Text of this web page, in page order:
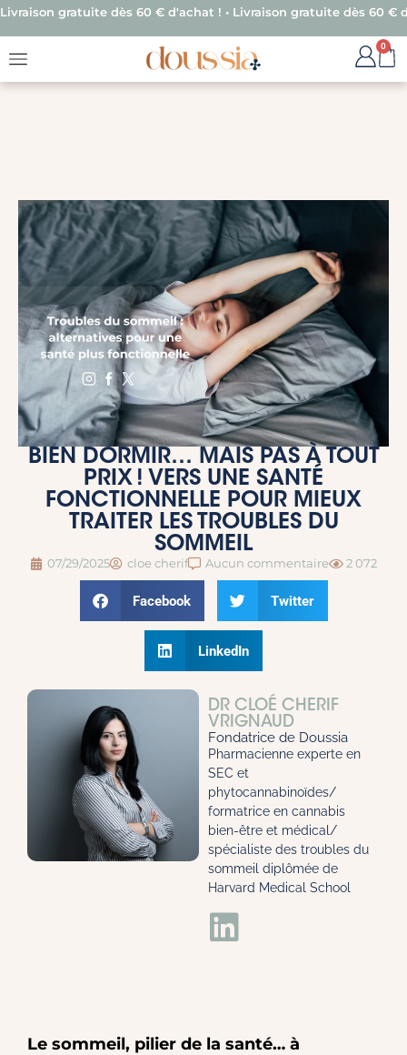
Livraison gratuite dès 60 € d'achat ! • Livraison gratuite dès 60 €
0
BIEN DORMIR… MAIS PAS À TOUT
PRIX ! VERS UNE SANTÉ
FONCTIONNELLE POUR MIEUX
TRAITER LES TROUBLES DU
SOMMEIL
07/29/2025 cloe cherif Aucun commentaire 2 072
Facebook Twitter
LinkedIn
DR CLOÉ CHERIF
VRIGNAUD
Fondatrice de Doussia
Pharmacienne experte en
SEC et
phytocannabinoïdes/
formatrice en cannabis
bien-être et médical/
spécialiste des troubles du
sommeil diplômée de
Harvard Medical School
Le sommeil, pilier de la santé… à